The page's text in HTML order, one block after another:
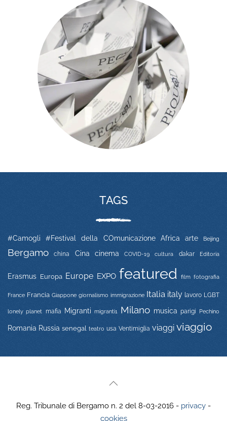
TAGS
#Camogli #Festival della COmunicazione Africa arte Beijing
Bergamo china Cina cinema COVID-19 cultura dakar Editoria
Erasmus Europa Europe EXPO featured film fotografia
France Francia Giappone giornalismo immigrazione Italia italy lavoro LGBT
lonely planet mafia Migranti migranti1 Milano musica parigi Pechino
Romania Russia senegal teatro usa Ventimiglia viaggi viaggio
Reg. Tribunale di Bergamo n. 2 del 8-03-2016 - privacy -
cookies